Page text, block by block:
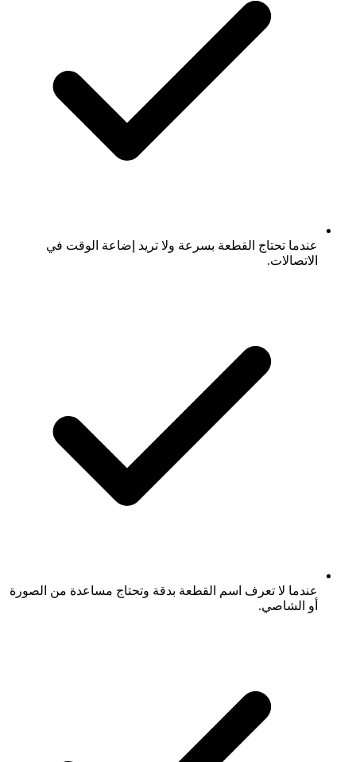
عندما تحتاج القطعة بسرعة ولا تريد إضاعة الوقت في
الاتصالات.
عندما لا تعرف اسم القطعة بدقة وتحتاج مساعدة من الصورة
أو الشاصي.